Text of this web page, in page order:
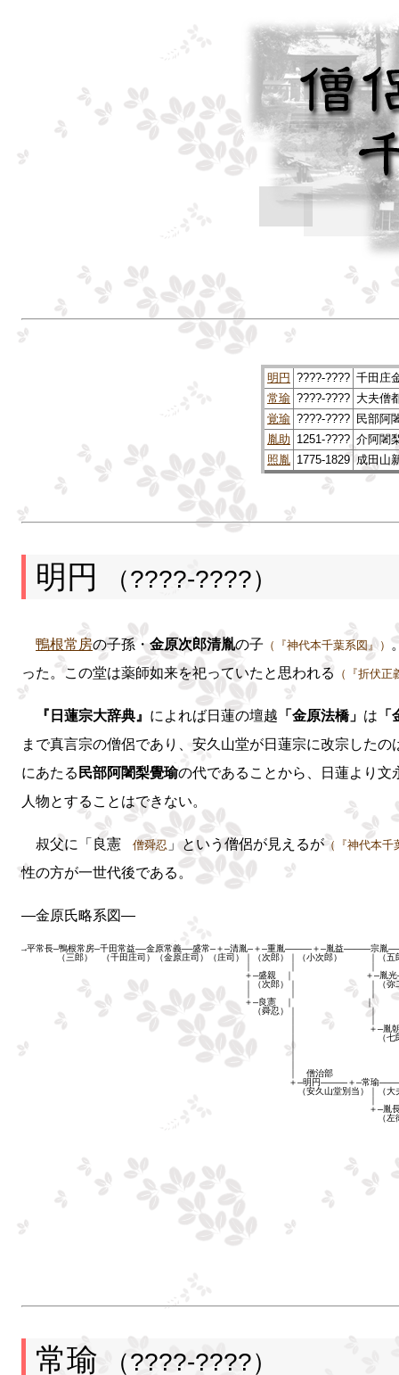
明円 ????-???? 千田庄
常瑜 ????-???? 大夫僧
覚瑜 ????-???? 民部阿
胤助 1251-???? 介阿闍
照胤 1775-1829 成田山
明円 （????-????）
鴨根常房の子孫・金原次郎清胤の子 （『神代本千葉系図』）
った。この堂は薬師如来を祀っていたと思われる
（『折伏正
『日蓮宗大辞典』 によれば日蓮の壇越 「金原法橋」 は
まで真言宗の僧侶であり、安久山堂が日蓮宗に改宗した
にあたる民部阿闍梨覺瑜の代であることから、日蓮より
人物とすることはできない。
叔父に「良憲 僧舜忍 」という僧侶が見えるが（『神代本千
性の方が一世代後である。
―金原氏略系図―
→平常長―鴨根常房―千田常益――金原常義――盛常―＋―清胤―＋―重胤―――――＋―胤益―――――宗胤
（三郎） （千田庄司）（金原庄司）（庄司）｜（次郎）｜（小次郎） ｜
＋―盛親 ｜ ＋―胤光―――＋―
｜（次郎）｜ ｜（弥二郎） ｜（
｜ ｜ ｜
＋―良憲 ｜ ｜ ＋
（舜忍）｜ ｜ （少
｜ ｜
｜ ＋―胤朝―――＋―
｜ （七郎） ｜（平
｜
｜ ＋―義
｜ （八郎
｜ 僧治部
＋―明円―――――＋―常瑜
（安久山堂別当）｜（大夫僧都
＋―胤長―――＋―胤春――＋―有胤
（左衛門尉）｜（三郎） ｜
＋―胤盛 ｜ ＋―日
（七郎） ｜ ｜（
｜
｜ ＋―胤世
｜ （掃部助）
＋―千代松丸―
＋―
常瑜 （????-????）